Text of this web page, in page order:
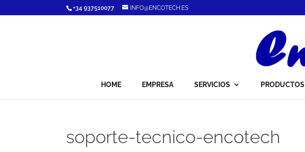
+34 937510077 INFO@ENCOTECH.ES
HOME EMPRESA SERVICIOS PRODUCTOS
soporte-tecnico-encotech